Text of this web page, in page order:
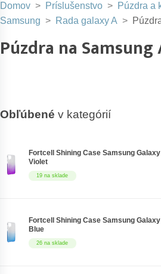
Domov > Príslušenstvo > Púzdra a
Samsung > Rada galaxy A >
Púzdra na Samsung
Obľúbené v kategórií
19 na sklade
Fortcell Shining Case Samsung
Violet
26 na sklade
Fortcell Shining Case Samsung
Blue